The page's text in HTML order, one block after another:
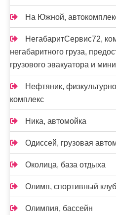
На Южной,
НегабаритСервис72,
негабаритного груза,
грузового эвакуатора и
Нефтяник,
комплекс
Ника, автомойка
Одиссей, грузовая
Околица, база отдыха
Олимп, спортивный клуб
Олимпия, бассейн